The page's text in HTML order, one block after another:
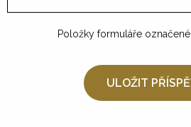
Položky formuláře označené